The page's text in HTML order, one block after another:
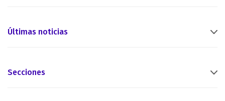
Últimas noticias
Secciones